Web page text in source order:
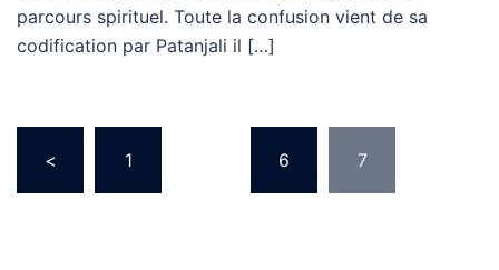
parcours spirituel. Toute la confusion vient de sa
codification par Patanjali il […]
des
publications
< 1 6 7